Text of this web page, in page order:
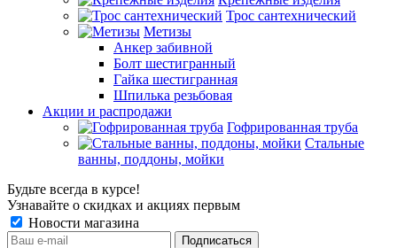
Трос сантехнический
Метизы
Анкер забивной
Болт шестигранный
Гайка шестигранная
Шпилька резьбовая
Акции и распродажи
Гофрированная труба
Стальные
ванны, поддоны, мойки
Будьте всегда в курсе!
Узнавайте о скидках и акциях первым
Новости магазина